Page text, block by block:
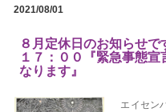
2021/08/01
８月定休日のお知らせ
１７：００『緊急事態
なります』
エイセン